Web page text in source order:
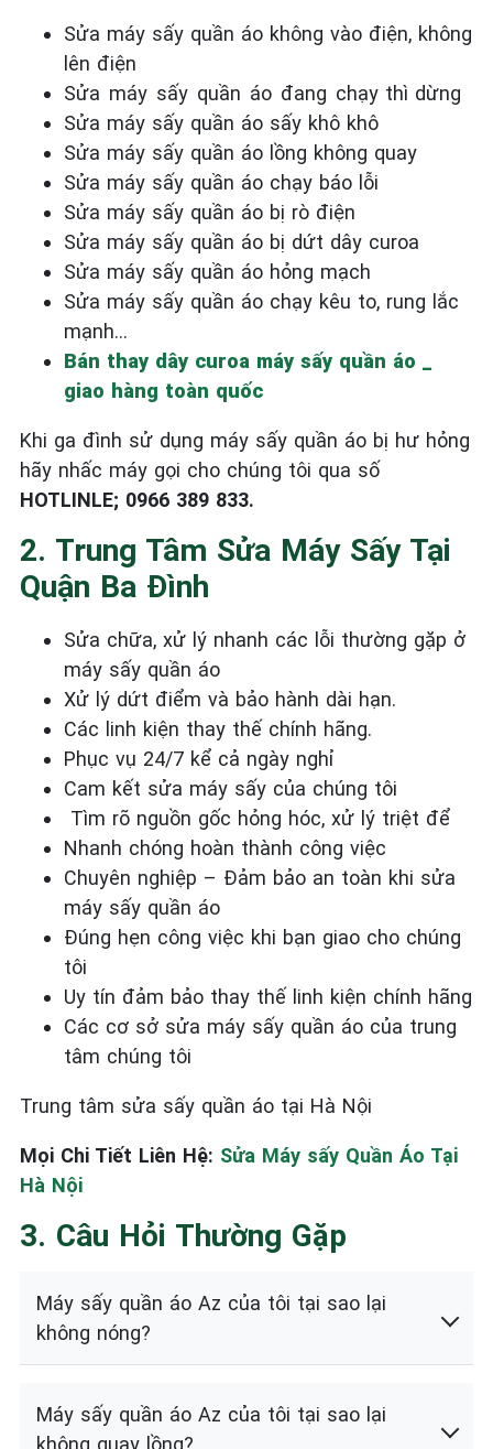
Sửa máy sấy quần áo không vào điện, không
lên điện
Sửa máy sấy quần áo đang chạy thì dừng
Sửa máy sấy quần áo sấy khô khô
Sửa máy sấy quần áo lồng không quay
Sửa máy sấy quần áo chạy báo lỗi
Sửa máy sấy quần áo bị rò điện
Sửa máy sấy quần áo bị dứt dây curoa
Sửa máy sấy quần áo hỏng mạch
Sửa máy sấy quần áo chạy kêu to, rung lắc
mạnh…
Bán thay dây curoa máy sấy quần áo _
giao hàng toàn quốc
Khi ga đình sử dụng máy sấy quần áo bị hư hỏng
hãy nhấc máy gọi cho chúng tôi qua số
HOTLINLE; 0966 389 833.
2. Trung Tâm Sửa Máy Sấy Tại
Quận Ba Đình
Sửa chữa, xử lý nhanh các lỗi thường gặp ở
máy sấy quần áo
Xử lý dứt điểm và bảo hành dài hạn.
Các linh kiện thay thế chính hãng.
Phục vụ 24/7 kể cả ngày nghỉ
Cam kết sửa máy sấy của chúng tôi
Tìm rõ nguồn gốc hỏng hóc, xử lý triệt để
Nhanh chóng hoàn thành công việc
Chuyên nghiệp – Đảm bảo an toàn khi sửa
máy sấy quần áo
Đúng hẹn công việc khi bạn giao cho chúng
tôi
Uy tín đảm bảo thay thế linh kiện chính hãng
Các cơ sở sửa máy sấy quần áo của trung
tâm chúng tôi
Trung tâm sửa sấy quần áo tại Hà Nội
Mọi Chi Tiết Liên Hệ: Sửa Máy sấy Quần Áo Tại
Hà Nội
3. Câu Hỏi Thường Gặp
Máy sấy quần áo Az của tôi tại sao lại
không nóng?
Máy sấy quần áo Az của tôi tại sao lại
không quay lồng?